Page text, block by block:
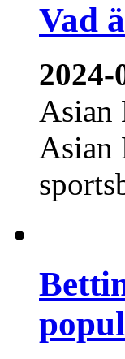
Vad
2024-
Asian
Asian